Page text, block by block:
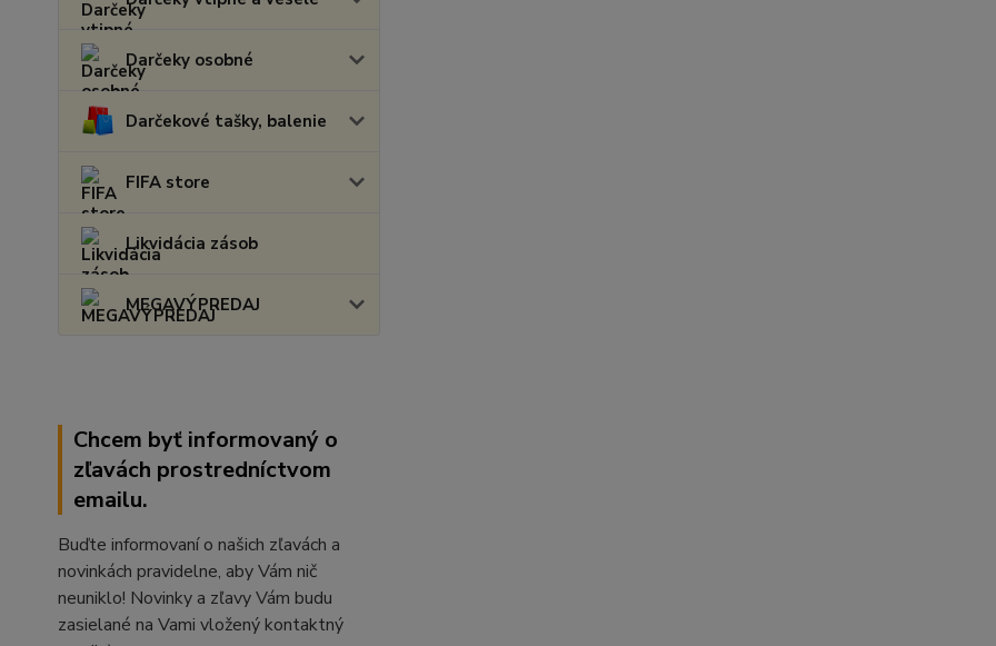
Darčeky osobné
Darčekové tašky, balenie
FIFA store
Likvidácia zásob
MEGAVÝPREDAJ
Chcem byť informovaný o
zľavách prostredníctvom
emailu.
Buďte informovaní o našich zľavách a
novinkách pravidelne, aby Vám nič
neuniklo! Novinky a zľavy Vám budu
zasielané na Vami vložený kontaktný